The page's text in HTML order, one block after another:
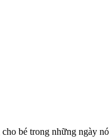
bé trong những ngày